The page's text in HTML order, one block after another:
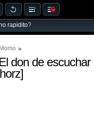
rapidito?
don de escuchar